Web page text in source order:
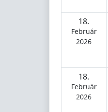
18.
Február
2026
18.
Február
2026